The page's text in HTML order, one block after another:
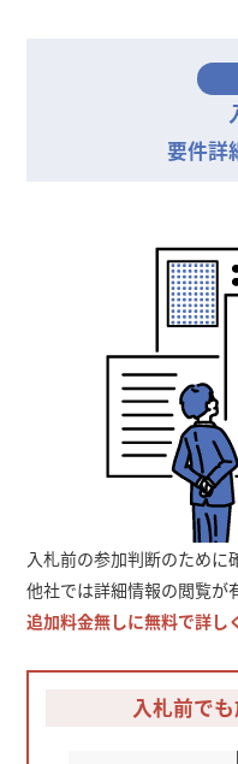
要件詳
入札前の参加判断のために
他社では詳細情報の閲覧が
追加料金無しに無料で詳し
入札前で